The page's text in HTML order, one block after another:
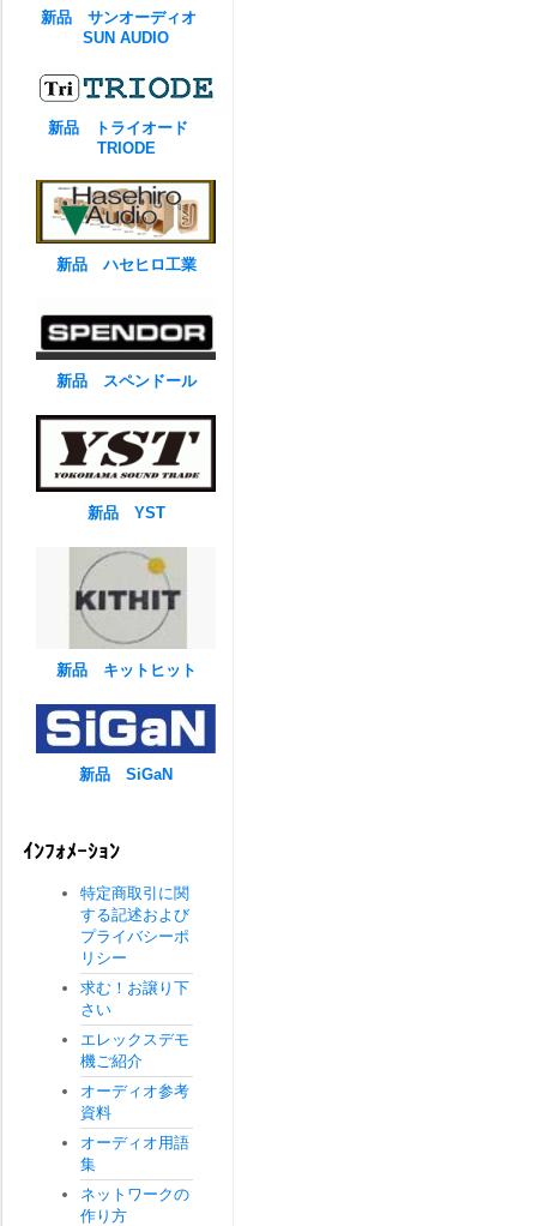
新品 サンオーディオ
SUN AUDIO
新品 トライオード
TRIODE
新品 ハセヒロ工業
新品 スペンドール
新品 YST
新品 キットヒット
新品 SiGaN
ｲﾝﾌｫﾒｰｼｮﾝ
特定商取引に関
する記述および
プライバシーポ
リシー
求む！お譲り下
さい
エレックスデモ
機ご紹介
オーディオ参考
資料
オーディオ用語
集
ネットワークの
作り方